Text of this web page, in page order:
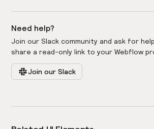
Need help?
Join our Slack community and ask for
share a read-only link to your Webflow
Join our Slack